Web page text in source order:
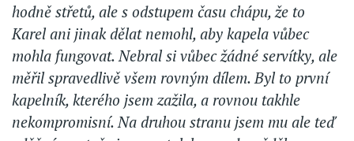
hodně střetů, ale s odstupem času chápu, že to
Karel ani jinak dělat nemohl, aby kapela vůbec
mohla fungovat. Nebral si vůbec žádné servítky, ale
měřil spravedlivě všem rovným dílem. Byl to první
kapelník, kterého jsem zažila, a rovnou takhle
nekompromisní. Na druhou stranu jsem mu ale teď